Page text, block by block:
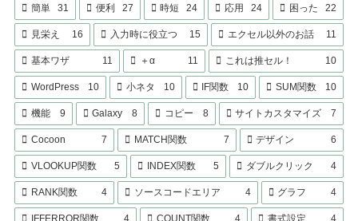
簡単 31 便利 27 時短 24 応用 24 困った 22
見栄え 16 入力時に役立つ 15 エクセル以外のお話 11
基本ワザ 11 ＋α 11 これは推セル！ 10
WordPress 10 小ネタ 10 IF関数 10 SUM関数 10
機能 9 Galaxy 8 コピー 8 サイトカスタマイズ 7
Cocoon 7 MATCH関数 7 デザイン 6
VLOOKUP関数 5 INDEX関数 5 ダブルクリック 4
RANK関数 4 ソースコードエリア 4 グラフ 4